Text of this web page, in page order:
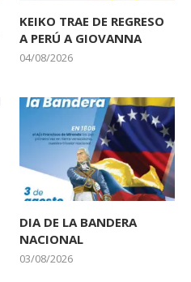
KEIKO TRAE DE REGRESO
A PERÚ A GIOVANNA
04/08/2026
DIA DE LA BANDERA
NACIONAL
03/08/2026